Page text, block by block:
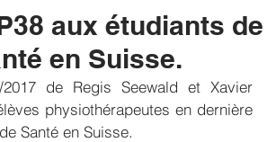
aux étudiants de
en Suisse.
de Regis Seewald et Xavier
physiothérapeutes en dernière
Santé en Suisse.